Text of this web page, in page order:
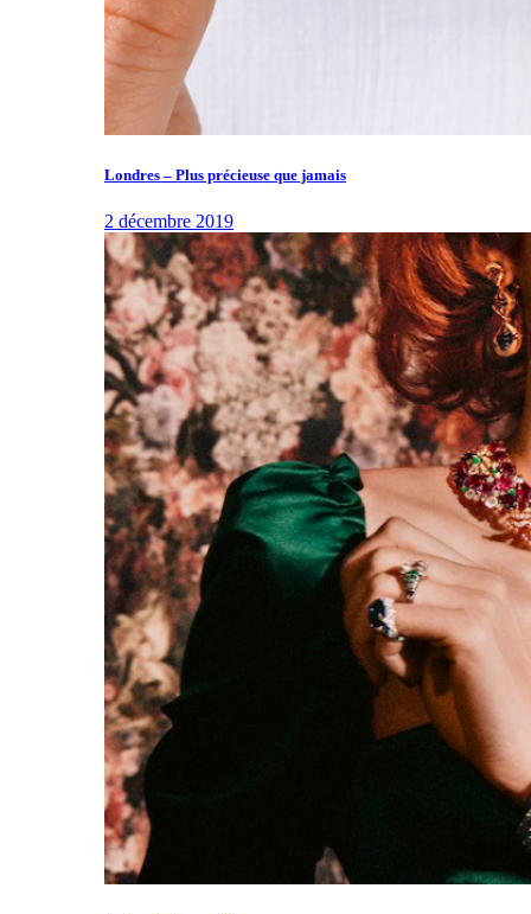
Londres – Plus précieuse que jamais
2 décembre 2019